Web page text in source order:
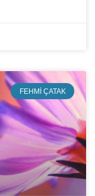
FEHMI ÇATAK